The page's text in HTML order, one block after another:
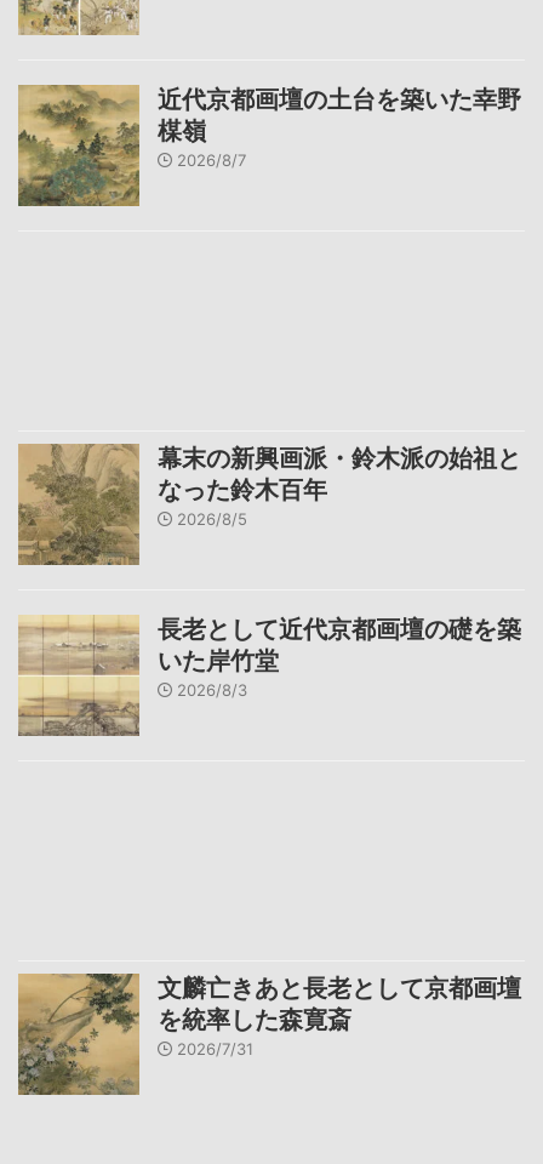
近代京都画壇の土台を築いた幸野
楳嶺
2026/8/7
幕末の新興画派・鈴木派の始祖と
なった鈴木百年
2026/8/5
長老として近代京都画壇の礎を築
いた岸竹堂
2026/8/3
文麟亡きあと長老として京都画壇
を統率した森寛斎
2026/7/31